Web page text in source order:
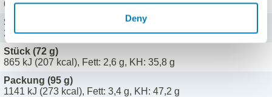
Deny
60 kJ (14 kcal), Fett: 0,2 g, KH: 2,5 g
Scheibe (20 g)
240 kJ (57 kcal), Fett: 0,7 g, KH: 9,9 g
Stück (72 g)
865 kJ (207 kcal), Fett: 2,6 g, KH: 35,8 g
Packung (95 g)
1141 kJ (273 kcal), Fett: 3,4 g, KH: 47,2 g